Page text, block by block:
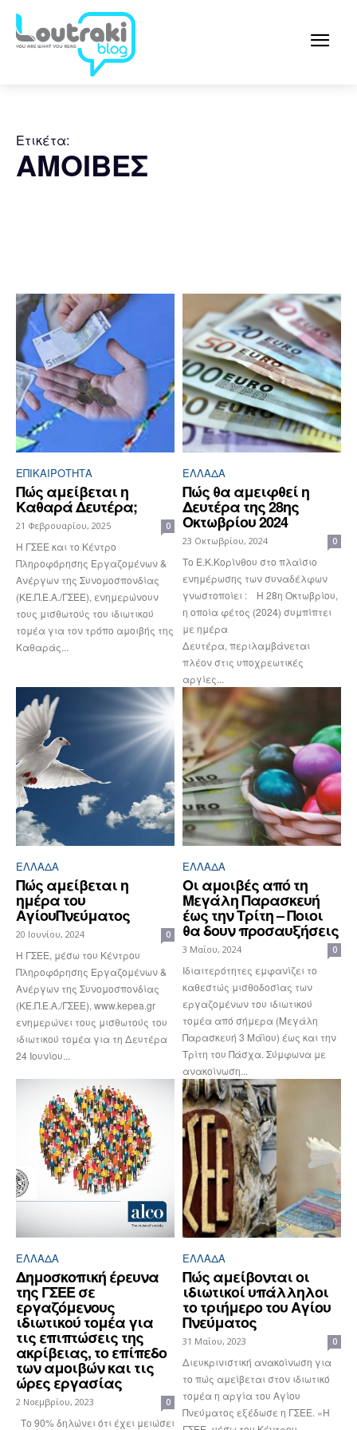
Ετικέτα:
ΑΜΟΙΒΕΣ
ΕΠΙΚΑΙΡΟΤΗΤΑ
Πώς αμείβεται η
Καθαρά Δευτέρα;
21 Φεβρουαρίου, 2025 0
H ΓΣΕΕ και το Κέντρο
Πληροφόρησης Εργαζομένων &
Ανέργων της Συνομοσπονδίας
(ΚΕ.Π.Ε.Α./ΓΣΕΕ), ενημερώνουν
τους μισθωτούς του ιδιωτικού
τομέα για τον τρόπο αμοιβής της
Καθαράς...
ΕΛΛΆΔΑ
Πώς θα αμειφθεί η
Δευτέρα της 28ης
Οκτωβρίου 2024
23 Οκτωβρίου, 2024 0
Το Ε.Κ.Κορίνθου στο πλαίσιο
ενημέρωσης των συναδέλφων
γνωστοποίει : Η 28η Οκτωβρίου,
η οποία φέτος (2024) συμπίπτει
με ημέρα
Δευτέρα, περιλαμβάνεται
πλέον στις υποχρεωτικές
αργίες...
ΕΛΛΆΔΑ
Πώς αμείβεται η
ημέρα του
ΑγίουΠνεύματος
20 Ιουνίου, 2024 0
H ΓΣΕΕ, μέσω του Κέντρου
Πληροφόρησης Εργαζομένων &
Ανέργων της Συνομοσπονδίας
(ΚΕ.Π.Ε.Α./ΓΣΕΕ), www.kepea.gr
ενημερώνει τους μισθωτούς του
ιδιωτικού τομέα για τη Δευτέρα
24 Ιουνίου...
ΕΛΛΆΔΑ
Οι αμοιβές από τη
Μεγάλη Παρασκευή
έως την Τρίτη – Ποιοι
θα δουν προσαυξήσεις
3 Μαΐου, 2024 0
Ιδιαιτερότητες εμφανίζει το
καθεστώς μισθοδοσίας των
εργαζομένων του ιδιωτικού
τομέα από σήμερα (Μεγάλη
Παρασκευή 3 Μάϊου) έως και την
Τρίτη του Πάσχα. Σύμφωνα με
ανακοίνωση...
ΕΛΛΆΔΑ
Δημοσκοπική έρευνα
της ΓΣΕΕ σε
εργαζόμενους
ιδιωτικού τομέα για
τις επιπτώσεις της
ακρίβειας, το επίπεδο
των αμοιβών και τις
ώρες εργασίας
2 Νοεμβρίου, 2023 0
Το 90% δηλώνει ότι έχει μειώσει
ΕΛΛΆΔΑ
Πώς αμείβονται οι
ιδιωτικοί υπάλληλοι
το τριήμερο του Αγίου
Πνεύματος
31 Μαΐου, 2023 0
Διευκρινιστική ανακοίνωση για
το πώς αμείβεται στον ιδιωτικό
τομέα η αργία του Αγίου
Πνεύματος εξέδωσε η ΓΣΕΕ. «H